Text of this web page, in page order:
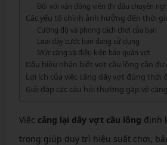
Đối với vận động viên thi đấu chuyên
Các yếu tố chính ảnh hưởng đến thời
Cường độ và phong cách chơi của bạn
Loại dây cước bạn đang sử dụng
Mức căng và điều kiện bảo quản vợt
Dấu hiệu nhận biết vợt cầu lông cần
Lợi ích của việc căng dây vợt đúng thời
Giải đáp các câu hỏi thường gặp về
Việc căng lại dây vợt cầu lông định
trọng giúp duy trì hiệu suất chơi,